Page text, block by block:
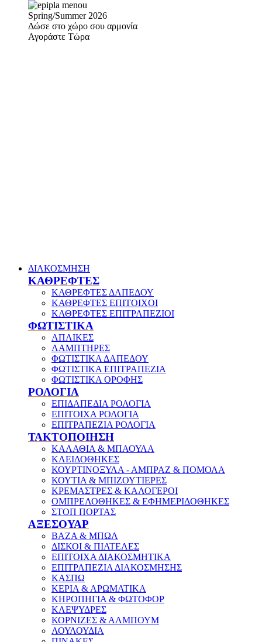
Spring/Summer 2026
Δώσε στο χώρο σου αρμονία
Αγοράστε Τώρα
ΔΙΑΚΟΣΜΗΣΗ
ΚΑΘΡΕΦΤΕΣ
ΚΑΘΡΕΦΤΕΣ ΔΑΠΕΔΟΥ
ΚΑΘΡΕΦΤΕΣ ΕΠΙΤΟΙΧΟΙ
ΚΑΘΡΕΦΤΕΣ ΕΠΙΤΡΑΠΕΖΙΟΙ
ΦΩΤΙΣΤΙΚΑ
ΑΠΛΙΚΕΣ
ΛΑΜΠΤΗΡΕΣ
ΦΩΤΙΣΤΙΚΑ ΔΑΠΕΔΟΥ
ΦΩΤΙΣΤΙΚΑ ΕΠΙΤΡΑΠΕΖΙΑ
ΦΩΤΙΣΤΙΚΑ ΟΡΟΦΗΣ
ΡΟΛΟΓΙΑ
ΕΠΙΔΑΠΕΔΙΑ ΡΟΛΟΓΙΑ
ΕΠΙΤΟΙΧΑ ΡΟΛΟΓΙΑ
ΕΠΙΤΡΑΠΕΖΙΑ ΡΟΛΟΓΙΑ
ΤΑΚΤΟΠΟΙΗΣΗ
ΚΑΛΑΘΙΑ & ΜΠΑΟΥΛΑ
ΚΛΕΙΔΟΘΗΚΕΣ
ΚΟΥΡΤΙΝΟΞΥΛΑ - ΑΜΠΡΑΖ & ΠΟΜΟΛΑ
ΚΟΥΤΙΑ & ΜΠΙΖΟΥΤΙΕΡΕΣ
ΚΡΕΜΑΣΤΡΕΣ & ΚΑΛΟΓΕΡΟΙ
ΟΜΠΡΕΛΟΘΗΚΕΣ & ΕΦΗΜΕΡΙΔΟΘΗΚΕΣ
ΣΤΟΠ ΠΟΡΤΑΣ
ΑΞΕΣΟΥΑΡ
ΒΑΖΑ & ΜΠΩΛ
ΔΙΣΚΟΙ & ΠΙΑΤΕΛΕΣ
ΕΠΙΤΟΙΧΑ ΔΙΑΚΟΣΜΗΤΙΚΑ
ΕΠΙΤΡΑΠΕΖΙΑ ΔΙΑΚΟΣΜΗΣΗΣ
ΚΑΣΠΩ
ΚΕΡΙΑ & ΑΡΩΜΑΤΙΚΑ
ΚΗΡΟΠΗΓΙΑ & ΦΩΤΟΦΟΡ
ΚΛΕΨΥΔΡΕΣ
ΚΟΡΝΙΖΕΣ & ΑΛΜΠΟΥΜ
ΛΟΥΛΟΥΔΙΑ